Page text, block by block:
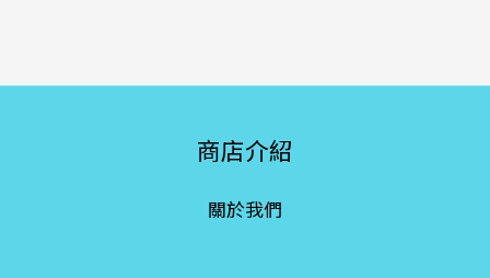
商店介紹
關於我們